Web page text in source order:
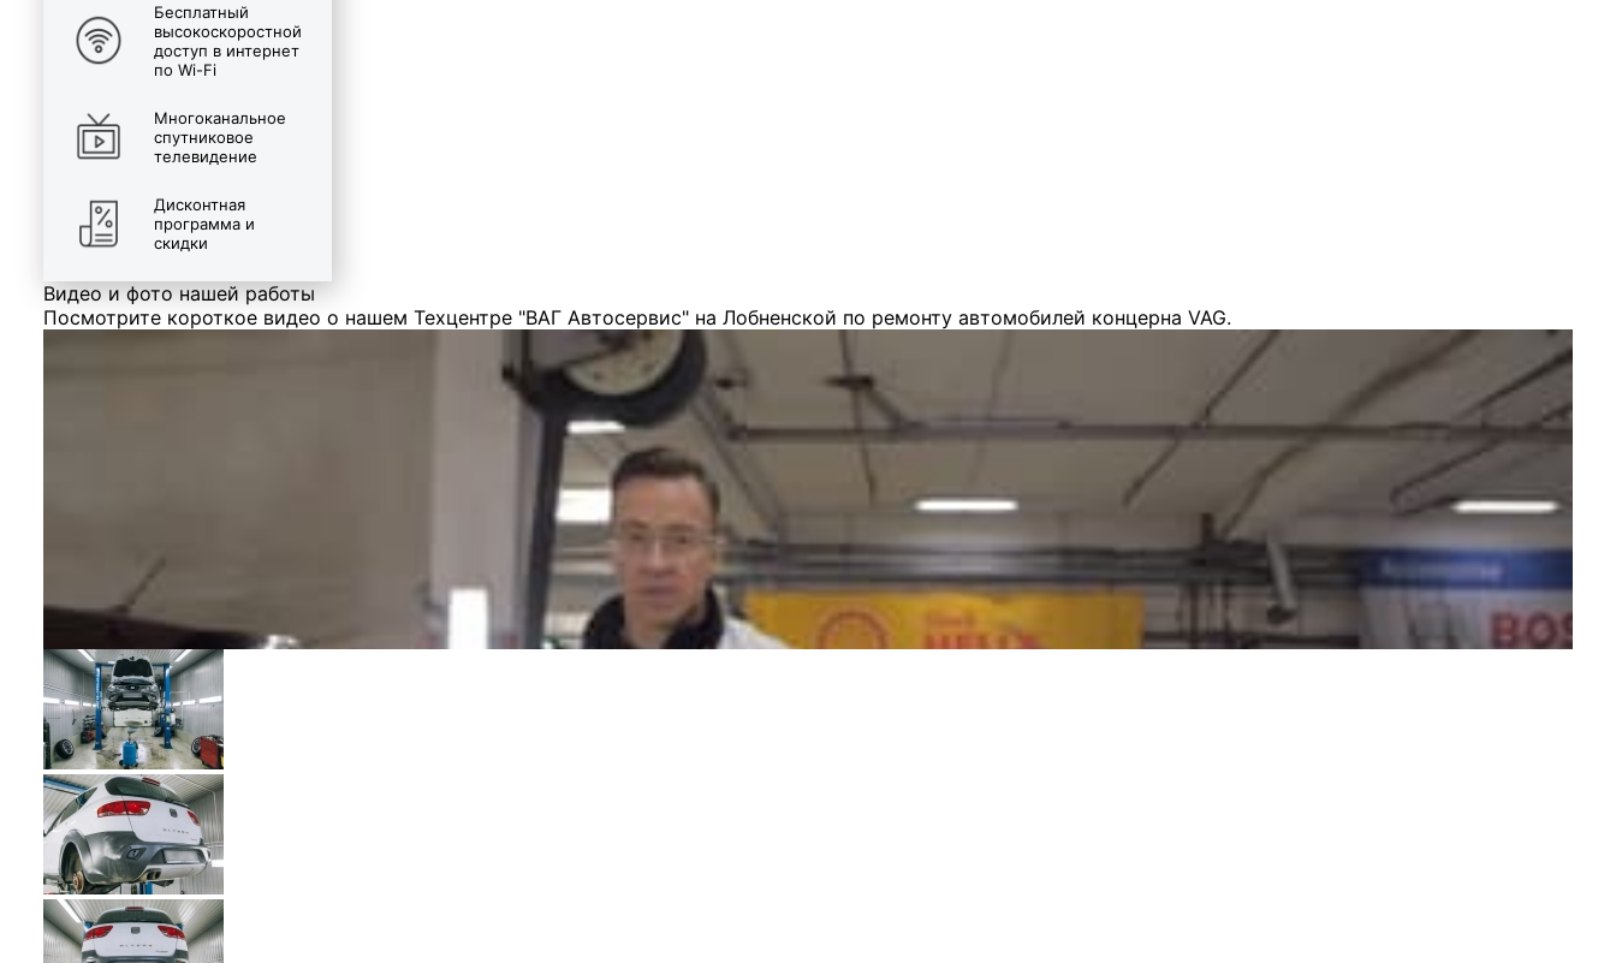
Бесплатный
высокоскоростной
доступ в интернет
по Wi-Fi
Многоканальное
спутниковое
телевидение
Дисконтная
программа и
скидки
Видео и фото нашей работы
Посмотрите короткое видео о нашем Техцентре "ВАГ Автосервис" на Лобненской по ремонту автомобилей концерна VAG.